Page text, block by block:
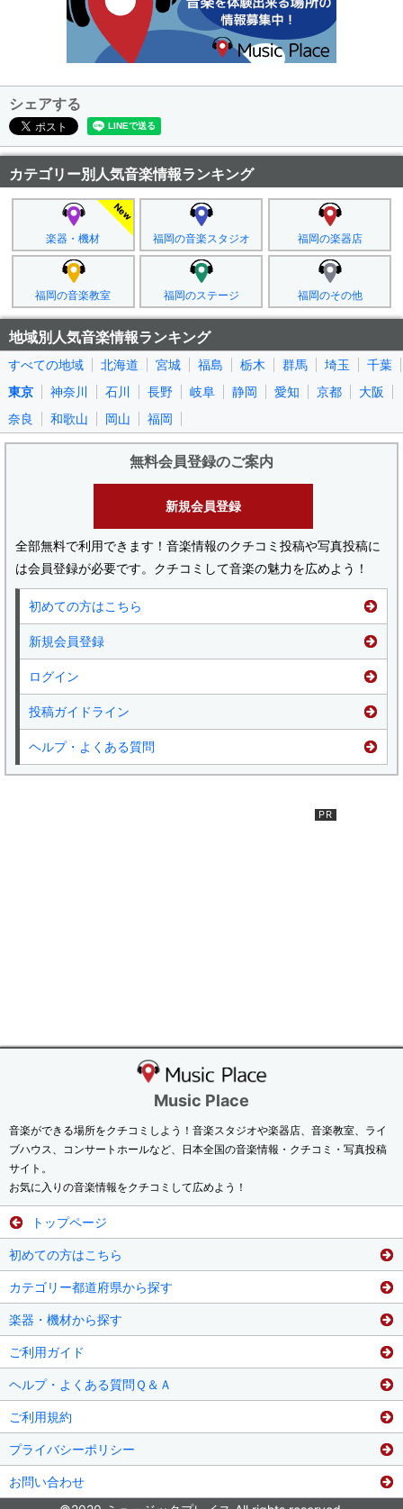
シェアする
カテゴリー別人気音楽情報ランキング
楽器・機材 福岡の音楽スタジオ 福岡の楽器店
福岡の音楽教室 福岡のステージ 福岡のその他
地域別人気音楽情報ランキング
すべての地域 北海道 宮城 福島 栃木 群馬 埼玉
千葉
東京
神奈川 石川 長野 岐阜 静岡 愛知 京都
大阪
奈良
和歌山 岡山 福岡
無料会員登録のご案内
新規会員登録
全部無料で利用できます！音楽情報のクチコミ投稿や写真投稿に
は会員登録が必要です。クチコミして音楽の魅力を広めよう！
初めての方はこちら
新規会員登録
ログイン
投稿ガイドライン
ヘルプ・よくある質問
Music Place
音楽ができる場所をクチコミしよう！音楽スタジオや楽器店、音楽教室、ライ
ブハウス、コンサートホールなど、日本全国の音楽情報・クチコミ・写真投稿
サイト。
お気に入りの音楽情報をクチコミして広めよう！
トップページ
初めての方はこちら
カテゴリー都道府県から探す
楽器・機材から探す
ご利用ガイド
ヘルプ・よくある質問Ｑ＆Ａ
ご利用規約
プライバシーポリシー
お問い合わせ